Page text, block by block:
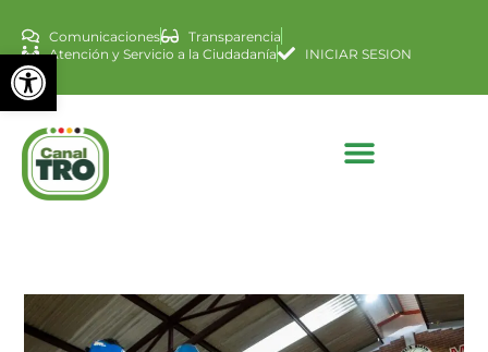
Abrir barra de
Comunicaciones
Transparencia
Atención y Servicio a la Ciudadanía
INICIAR SESION